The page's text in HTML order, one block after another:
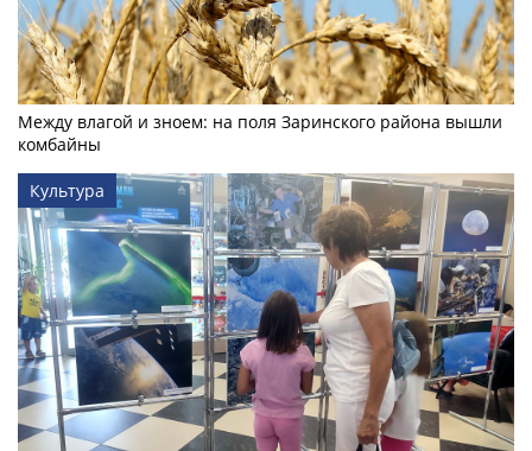
Между влагой и зноем: на поля Заринского района вышли
комбайны
Культура